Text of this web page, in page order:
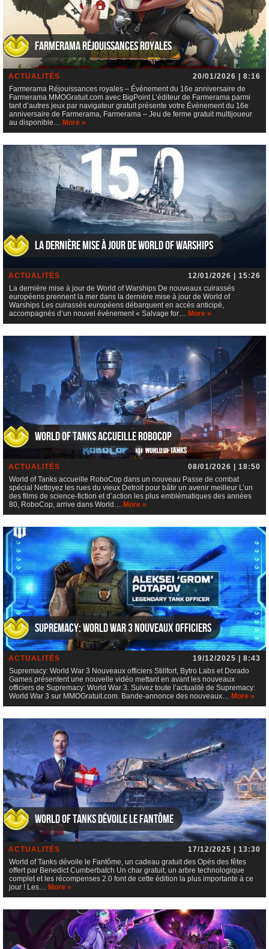
Farmerama Réjouissances royales
ACTUALITÉS
20/01/2026 | 8:16
Farmerama Réjouissances royales – Événement du 16e anniversaire de
Farmerama MMOGratuit.com avec BigPoint L’éditeur de Farmerama parmi
tant d’autres jeux par navigateur gratuit présente votre Événement du 16e
anniversaire de Farmerama, Farmerama – Jeu de ferme gratuit multijoueur
au disponible… More »
La dernière mise à jour de World of Warships
ACTUALITÉS
12/01/2026 | 15:26
La dernière mise à jour de World of Warships De nouveaux cuirassés
européens prennent la mer dans la dernière mise à jour de World of
Warships Les cuirassés européens débarquent en accès anticipé,
accompagnés d’un nouvel événement « Salvage for… More »
World of Tanks accueille RoboCop
ACTUALITÉS
08/01/2026 | 18:50
World of Tanks accueille RoboCop dans un nouveau Passe de combat
spécial Nettoyez les rues du vieux Detroit pour bâtir un avenir meilleur L’un
des films de science-fiction et d’action les plus emblématiques des années
80, RoboCop, arrive dans World… More »
Supremacy: World War 3 Nouveaux officiers
ACTUALITÉS
19/12/2025 | 8:43
Supremacy: World War 3 Nouveaux officiers Stillfort, Bytro Labs et Dorado
Games présentent une nouvelle vidéo mettant en avant les nouveaux
officiers de Supremacy: World War 3. Suivez toute l’actualité de Supremacy:
World War 3 sur MMOGratuit.com. Bande-annonce des nouveaux… More »
World of Tanks dévoile le Fantôme
ACTUALITÉS
17/12/2025 | 13:30
World of Tanks dévoile le Fantôme, un cadeau gratuit des Opés des fêtes
offert par Benedict Cumberbatch Un char gratuit, un arbre technologique
complet et les récompenses 2.0 font de cette édition la plus importante à ce
jour ! Les… More »